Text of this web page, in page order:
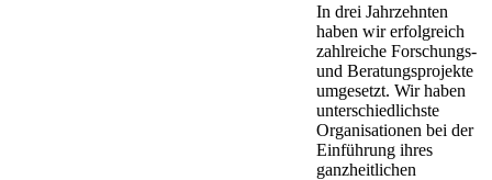
In drei Jahrzehnten
haben wir erfolgreich
zahlreiche Forschungs-
und Beratungsprojekte
umgesetzt. Wir haben
unterschiedlichste
Organisationen bei der
Einführung ihres
ganzheitlichen